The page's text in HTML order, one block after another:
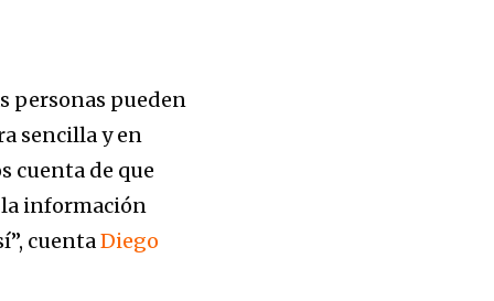
personas pueden
sencilla y en
cuenta de que
la información
cuentaDiego